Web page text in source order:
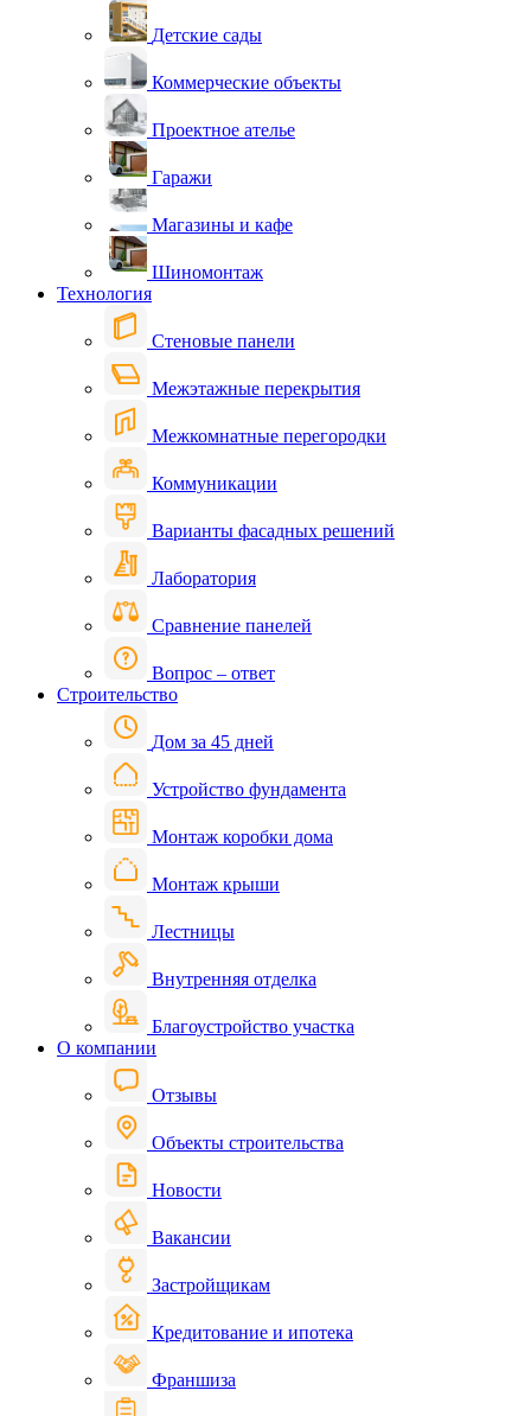
Детские сады
Коммерческие объекты
Проектное ателье
Гаражи
Магазины и кафе
Шиномонтаж
Технология
Стеновые панели
Межэтажные перекрытия
Межкомнатные перегородки
Коммуникации
Варианты фасадных решений
Лаборатория
Сравнение панелей
Вопрос – ответ
Строительство
Дом за 45 дней
Устройство фундамента
Монтаж коробки дома
Монтаж крыши
Лестницы
Внутренняя отделка
Благоустройство участка
О компании
Отзывы
Объекты строительства
Новости
Вакансии
Застройщикам
Кредитование и ипотека
Франшиза